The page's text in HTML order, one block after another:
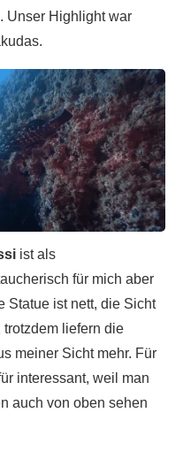
Unser Highlight war
ist als
für mich aber
Statue ist nett, die Sicht
liefern die
meiner Sicht mehr. Für
interessant, weil man
auch von oben sehen